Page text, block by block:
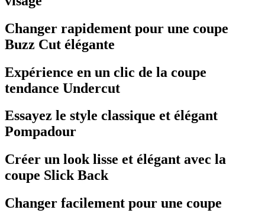
Changer rapidement pour une coupe
Buzz Cut élégante
Expérience en un clic de la coupe
tendance Undercut
Essayez le style classique et élégant
Pompadour
Créer un look lisse et élégant avec la
coupe Slick Back
Changer facilement pour une coupe